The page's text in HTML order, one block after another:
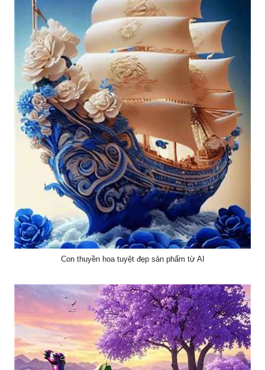
Con thuyền hoa tuyệt đẹp sản phẩm từ AI